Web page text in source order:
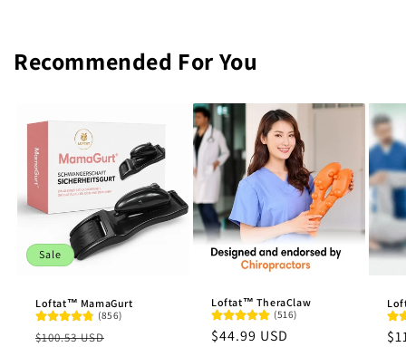
Recommended For You
Sale
Loftat™ MamaGurt
(856)
Normaler
$100.53 USD
Loftat™ TheraClaw
(516)
Normaler
$44.99 USD